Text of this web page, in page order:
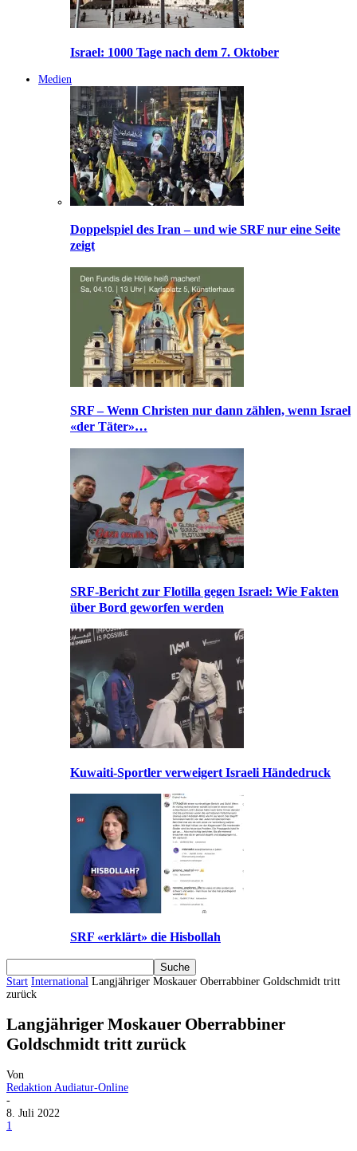
Israel: 1000 Tage nach dem 7. Oktober
Medien
Doppelspiel des Iran – und wie SRF nur eine Seite
zeigt
SRF – Wenn Christen nur dann zählen, wenn Israel
«der Täter»…
SRF-Bericht zur Flotilla gegen Israel: Wie Fakten
über Bord geworfen werden
Kuwaiti-Sportler verweigert Israeli Händedruck
SRF «erklärt» die Hisbollah
Start International Langjähriger Moskauer Oberrabbiner Goldschmidt tritt
zurück
Langjähriger Moskauer Oberrabbiner
Goldschmidt tritt zurück
Von
Redaktion Audiatur-Online
-
8. Juli 2022
1